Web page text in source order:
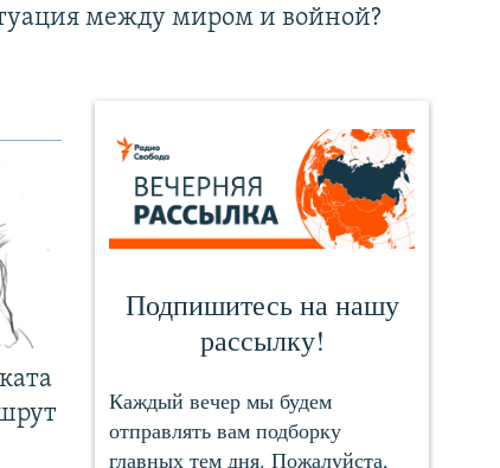
между миром и войной?